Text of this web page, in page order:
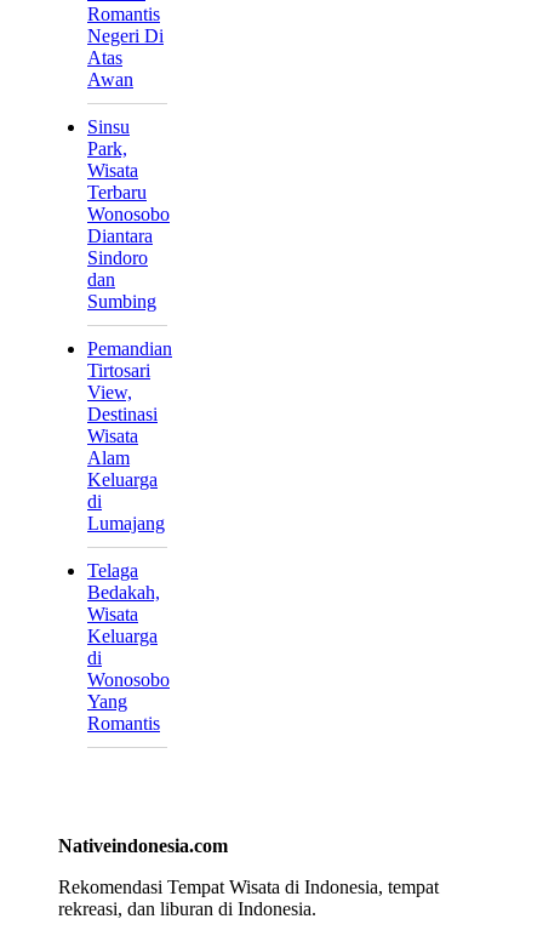
Romantis
Negeri Di
Atas
Awan
Sinsu
Park,
Wisata
Terbaru
Wonosobo
Diantara
Sindoro
dan
Sumbing
Pemandian
Tirtosari
View,
Destinasi
Wisata
Alam
Keluarga
di
Lumajang
Telaga
Bedakah,
Wisata
Keluarga
di
Wonosobo
Yang
Romantis
Nativeindonesia.com
Rekomendasi Tempat Wisata di Indonesia, tempat
rekreasi, dan liburan di Indonesia.